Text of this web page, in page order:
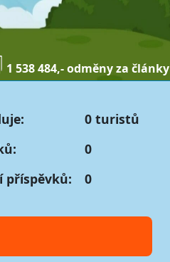
1 538 484,- odměny za články
0 turistů
0
příspěvků:
0